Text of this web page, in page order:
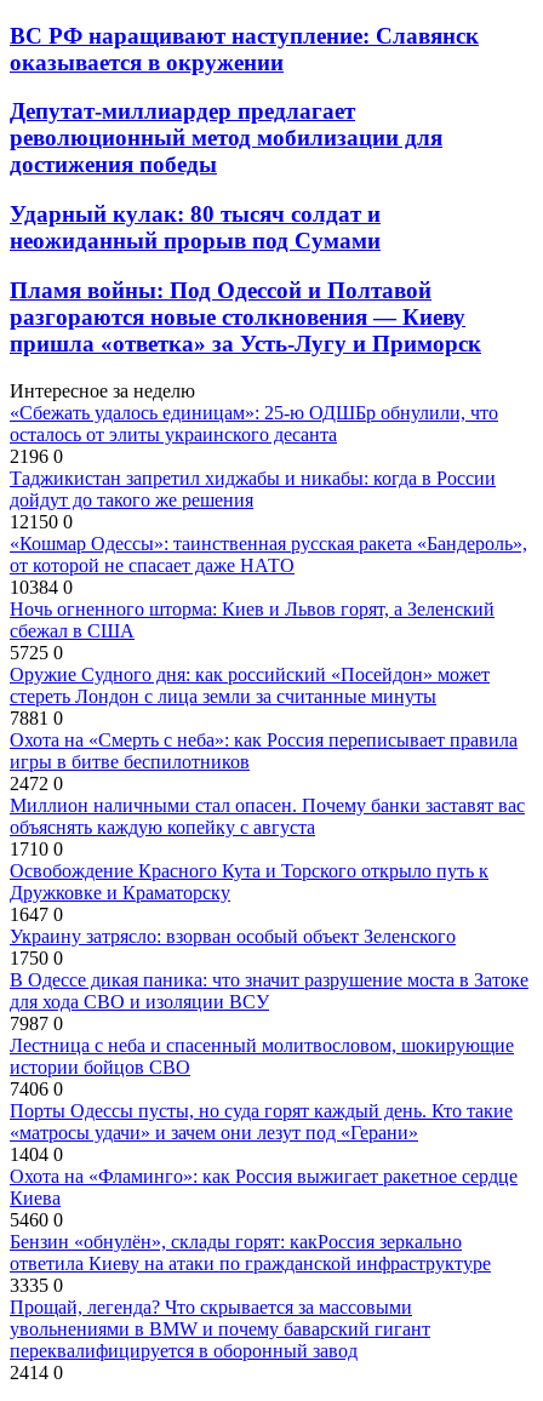
ВС РФ наращивают наступление: Славянск
оказывается в окружении
Депутат-миллиардер предлагает
революционный метод мобилизации для
достижения победы
Ударный кулак: 80 тысяч солдат и
неожиданный прорыв под Сумами
Пламя войны: Под Одессой и Полтавой
разгораются новые столкновения — Киеву
пришла «ответка» за Усть-Лугу и Приморск
Интересное за неделю
«Сбежать удалось единицам»: 25-ю ОДШБр обнулили, что
осталось от элиты украинского десанта
2196 0
Таджикистан запретил хиджабы и никабы: когда в России
дойдут до такого же решения
12150 0
«Кошмар Одессы»: таинственная русская ракета «Бандероль»,
от которой не спасает даже НАТО
10384 0
Ночь огненного шторма: Киев и Львов горят, а Зеленский
сбежал в США
5725 0
Оружие Судного дня: как российский «Посейдон» может
стереть Лондон с лица земли за считанные минуты
7881 0
Охота на «Смерть с неба»: как Россия переписывает правила
игры в битве беспилотников
2472 0
Миллион наличными стал опасен. Почему банки заставят вас
объяснять каждую копейку с августа
1710 0
Освобождение Красного Кута и Торского открыло путь к
Дружковке и Краматорску
1647 0
Украину затрясло: взорван особый объект Зеленского
1750 0
В Одессе дикая паника: что значит разрушение моста в Затоке
для хода СВО и изоляции ВСУ
7987 0
Лестница с неба и спасенный молитвословом, шокирующие
истории бойцов СВО
7406 0
Порты Одессы пусты, но суда горят каждый день. Кто такие
«матросы удачи» и зачем они лезут под «Герани»
1404 0
Охота на «Фламинго»: как Россия выжигает ракетное сердце
Киева
5460 0
Бензин «обнулён», склады горят: какРоссия зеркально
ответила Киеву на атаки по гражданской инфраструктуре
3335 0
Прощай, легенда? Что скрывается за массовыми
увольнениями в BMW и почему баварский гигант
переквалифицируется в оборонный завод
2414 0